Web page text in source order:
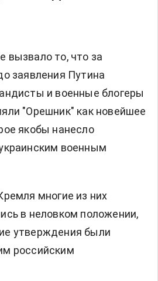
вызвало то, что за
заявления Путина
и военные блогеры
"Орешник" как новейшее
якобы нанесло
военным
многие из них
в неловком положении,
утверждения были
российским